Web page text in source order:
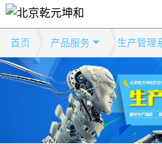
首页 产品服务 生产管理